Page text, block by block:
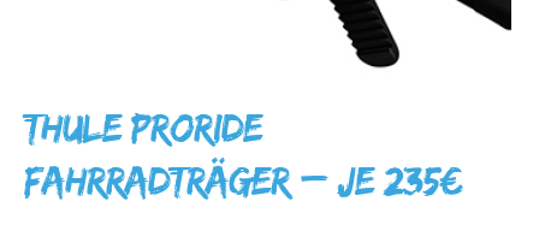
Thule ProRide
Fahrradträger – je 235€